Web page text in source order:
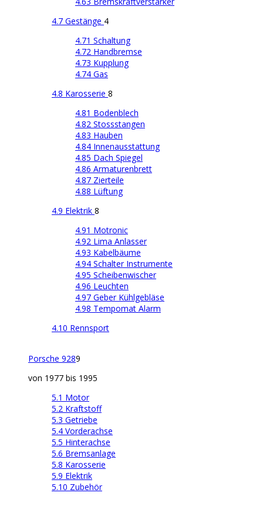
4.7 Gestänge 4
4.71 Schaltung
4.72 Handbremse
4.73 Kupplung
4.74 Gas
4.8 Karosserie 8
4.81 Bodenblech
4.82 Stossstangen
4.83 Hauben
4.84 Innenausstattung
4.85 Dach Spiegel
4.86 Armaturenbrett
4.87 Zierteile
4.88 Lüftung
4.9 Elektrik 8
4.91 Motronic
4.92 Lima Anlasser
4.93 Kabelbäume
4.94 Schalter Instrumente
4.95 Scheibenwischer
4.96 Leuchten
4.97 Geber Kühlgebläse
4.98 Tempomat Alarm
4.10 Rennsport
Porsche 9289
von 1977 bis 1995
5.1 Motor
5.2 Kraftstoff
5.3 Getriebe
5.4 Vorderachse
5.5 Hinterachse
5.6 Bremsanlage
5.8 Karosserie
5.9 Elektrik
5.10 Zubehör